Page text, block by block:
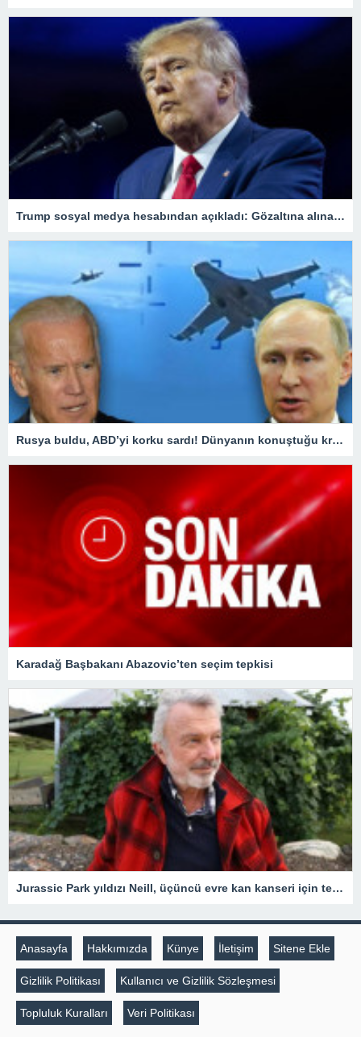
Trump sosyal medya hesabından açıkladı: Gözaltına alınacağım
Rusya buldu, ABD’yi korku sardı! Dünyanın konuştuğu krizde kilit ülke Türkiye oldu
Karadağ Başbakanı Abazovic’ten seçim tepkisi
Jurassic Park yıldızı Neill, üçüncü evre kan kanseri için tedavi gördüğünü açıkladı
Anasayfa Hakkımızda Künye İletişim Sitene Ekle
Gizlilik Politikası Kullanıcı ve Gizlilik Sözleşmesi
Topluluk Kuralları Veri Politikası